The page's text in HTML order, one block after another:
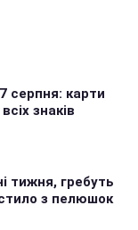
серпня: карти
знаків
тижня, гребуть
з пелюшок